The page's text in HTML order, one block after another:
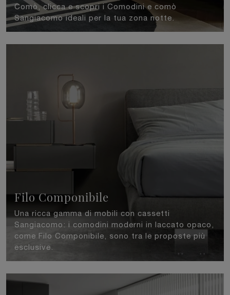
Comò, clicca e scopri i Comodini e comò
Sangiacomo ideali per la tua zona notte.
Filo Componibile
Una ricca gamma di mobili con cassetti
Sangiacomo: i comodini moderni in laccato opaco,
come Filo Componibile, sono tra le proposte più
esclusive.